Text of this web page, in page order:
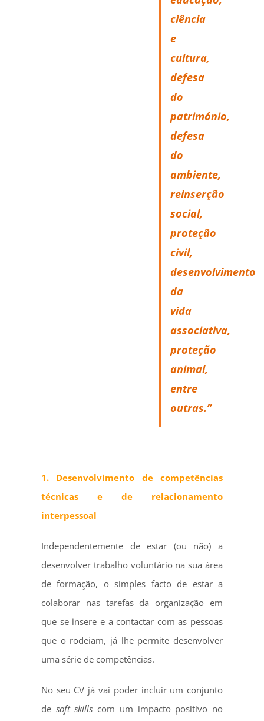
ciência
e
cultura,
defesa
do
património,
defesa
do
ambiente,
reinserção
social,
proteção
civil,
desenvolvimento
da
vida
associativa,
proteção
animal,
entre
outras.”
1. Desenvolvimento de competências
técnicas e de relacionamento
interpessoal
Independentemente de estar (ou não) a
desenvolver trabalho voluntário na sua área
de formação, o simples facto de estar a
colaborar nas tarefas da organização em
que se insere e a contactar com as pessoas
que o rodeiam, já lhe permite desenvolver
uma série de competências.
No seu CV já vai poder incluir um conjunto
de soft skills com um impacto positivo no